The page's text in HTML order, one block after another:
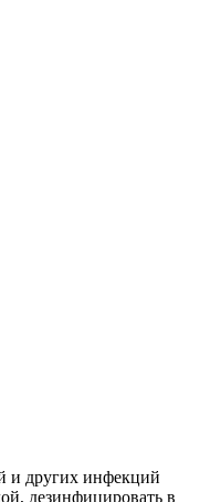
и других инфекций
дезинфицировать в